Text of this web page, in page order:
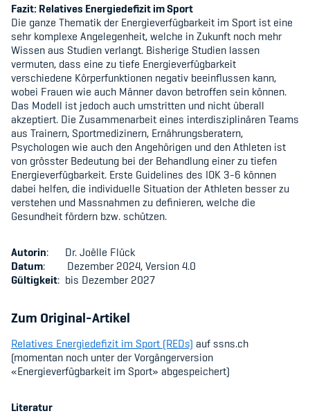
Fazit: Relatives Energiedefizit im Sport
Die ganze Thematik der Energieverfügbarkeit im Sport ist eine
sehr komplexe Angelegenheit, welche in Zukunft noch mehr
Wissen aus Studien verlangt. Bisherige Studien lassen
vermuten, dass eine zu tiefe Energieverfügbarkeit
verschiedene Körperfunktionen negativ beeinflussen kann,
wobei Frauen wie auch Männer davon betroffen sein können.
Das Modell ist jedoch auch umstritten und nicht überall
akzeptiert. Die Zusammenarbeit eines interdisziplinären Teams
aus Trainern, Sportmedizinern, Ernährungsberatern,
Psychologen wie auch den Angehörigen und den Athleten ist
von grösster Bedeutung bei der Behandlung einer zu tiefen
Energieverfügbarkeit. Erste Guidelines des IOK 3-6 können
dabei helfen, die individuelle Situation der Athleten besser zu
verstehen und Massnahmen zu definieren, welche die
Gesundheit fördern bzw. schützen.
Autorin: Dr. Joëlle Flück
Datum: Dezember 2024, Version 4.0
Gültigkeit: bis Dezember 2027
Zum Original-Artikel
Relatives Energiedefizit im Sport (REDs) auf ssns.ch
(momentan noch unter der Vorgängerversion
«Energieverfügbarkeit im Sport» abgespeichert)
Literatur